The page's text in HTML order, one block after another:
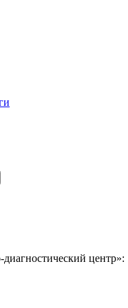
центр»: